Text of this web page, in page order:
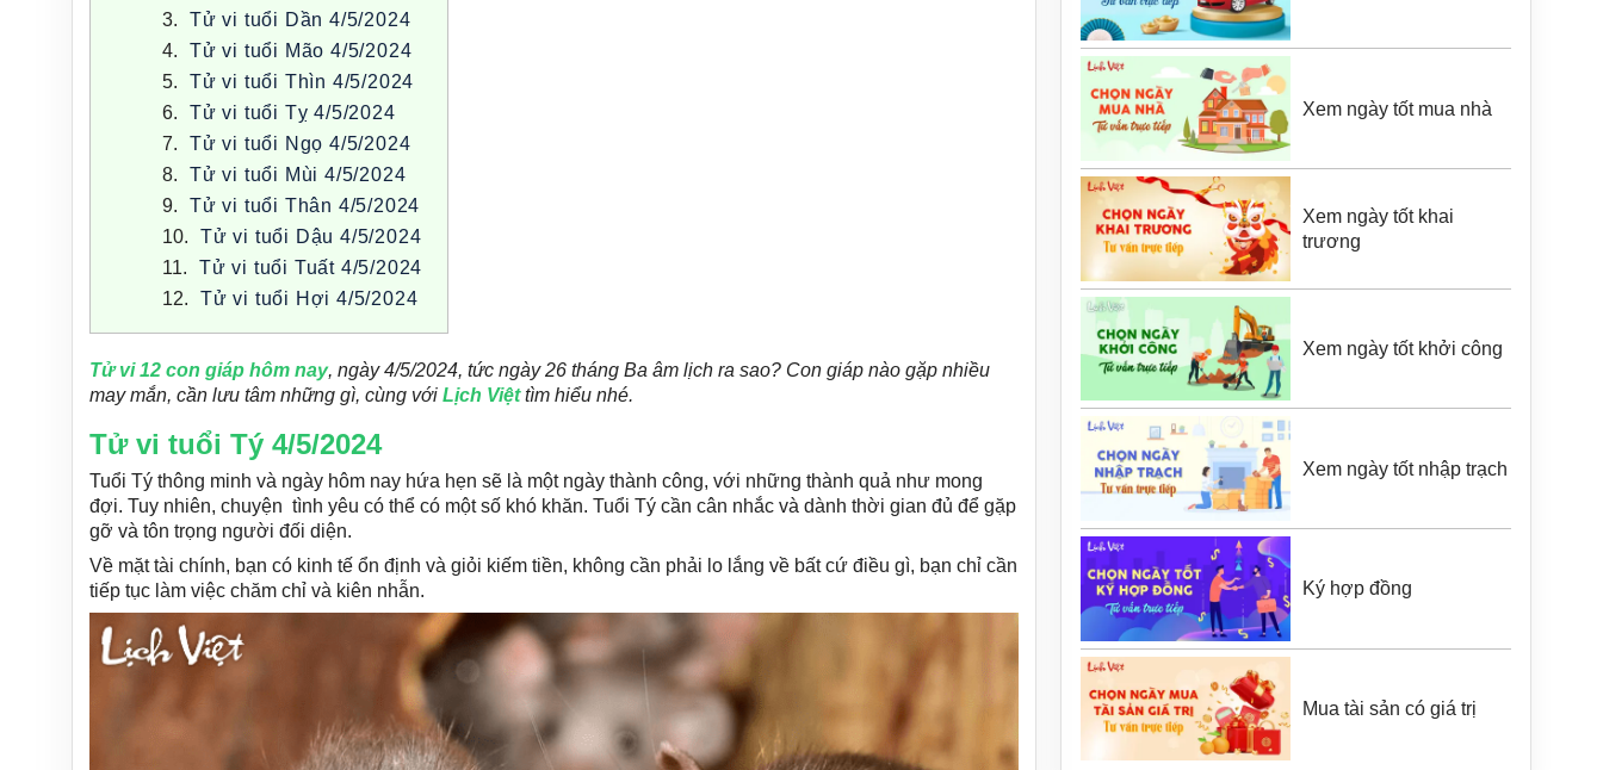
Tử vi tuổi Dần 4/5/2024
Tử vi tuổi Mão 4/5/2024
Tử vi tuổi Thìn 4/5/2024
Tử vi tuổi Tỵ 4/5/2024
Tử vi tuổi Ngọ 4/5/2024
Tử vi tuổi Mùi 4/5/2024
Tử vi tuổi Thân 4/5/2024
Tử vi tuổi Dậu 4/5/2024
Tử vi tuổi Tuất 4/5/2024
Tử vi tuổi Hợi 4/5/2024
Tử vi 12 con giáp hôm nay, ngày 4/5/2024, tức ngày 26 tháng Ba âm lịch ra sao? Con giáp nào gặp nhiều
may mắn, cần lưu tâm những gì, cùng với Lịch Việttìm hiểu nhé.
Tử vi tuổi Tý 4/5/2024
Tuổi Tý thông minh và ngày hôm nay hứa hẹn sẽ là một ngày thành công, với những thành quả như mong
đợi. Tuy nhiên, chuyện tình yêu có thể có một số khó khăn. Tuổi Tý cần cân nhắc và dành thời gian đủ để gặp
gỡ và tôn trọng người đối diện.
Về mặt tài chính, bạn có kinh tế ổn định và giỏi kiếm tiền, không cần phải lo lắng về bất cứ điều gì, bạn chỉ cần
tiếp tục làm việc chăm chỉ và kiên nhẫn.
Xem ngày tốt mua nhà
Xem ngày tốt khai
trương
Xem ngày tốt khởi công
Xem ngày tốt nhập trạch
Ký hợp đồng
Mua tài sản có giá trị